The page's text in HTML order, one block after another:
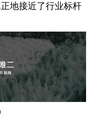
地接近了行业标杆